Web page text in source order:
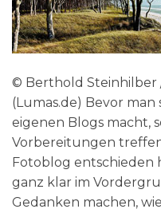
© Berthold Steinhilber
(Lumas.de) Bevor
eigenen Blogs macht,
Vorbereitungen
Fotoblog entschieden
ganz klar im
Gedanken machen,